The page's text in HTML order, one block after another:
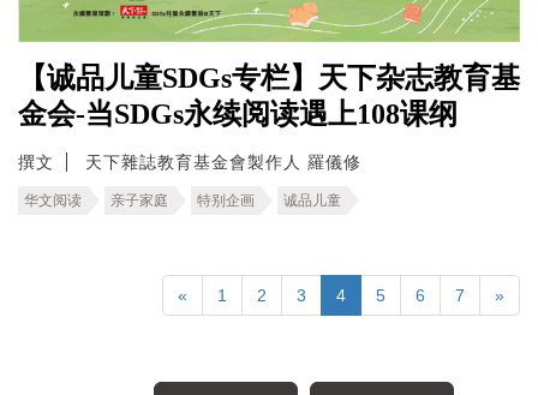
【诚品儿童SDGs专栏】天下杂志教育基
金会-当SDGs永续阅读遇上108课纲
撰文 天下雜誌教育基金會製作人 羅儀修
华文阅读 亲子家庭 特别企画 诚品儿童
« 1 2 3 4 5 6 7 »